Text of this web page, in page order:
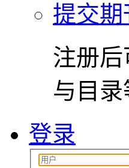
提交期
注册
与目
登录